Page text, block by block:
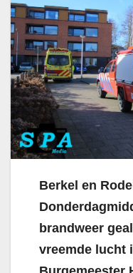
Berkel en
brandweer
vreemde lucht